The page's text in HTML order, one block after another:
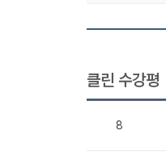
클린 수강평
8